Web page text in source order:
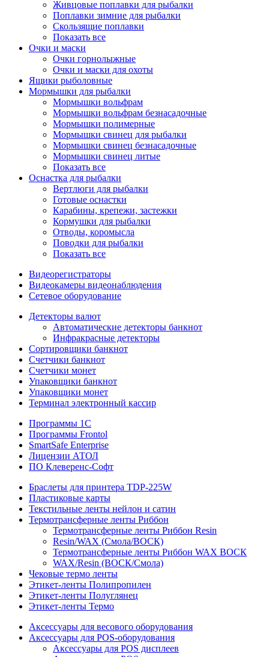
Живцовые поплавки для рыбалки
Поплавки зимние для рыбалки
Скользящие поплавки
Показать все
Очки и маски
Очки горнолыжные
Очки и маски для охоты
Ящики рыболовные
Мормышки для рыбалки
Мормышки вольфрам
Мормышки вольфрам безнасадочные
Мормышки полимерные
Мормышки свинец для рыбалки
Мормышки свинец безнасадочные
Мормышки свинец литые
Показать все
Оснастка для рыбалки
Вертлюги для рыбалки
Готовые оснастки
Карабины, крепежи, застежки
Кормушки для рыбалки
Отводы, коромысла
Поводки для рыбалки
Показать все
Видеорегистраторы
Видеокамеры видеонаблюдения
Сетевое оборудование
Детекторы валют
Автоматические детекторы банкнот
Инфракрасные детекторы
Сортировщики банкнот
Счетчики банкнот
Счетчики монет
Упаковщики банкнот
Упаковщики монет
Терминал электронный кассир
Программы 1C
Программы Frontol
SmartSafe Enterprise
Лицензии АТОЛ
ПО Клеверенс-Софт
Браслеты для принтера TDP-225W
Пластиковые карты
Текстильные ленты нейлон и сатин
Термотрансферные ленты Риббон
Термотрансферные ленты Риббон Resin
Resin/WAX (Смола/ВОСК)
Термотрансферные ленты Риббон WAX ВОСК
WAX/Resin (ВОСК/Смола)
Чековые термо ленты
Этикет-ленты Полипропилен
Этикет-ленты Полуглянец
Этикет-ленты Термо
Аксессуары для весового оборудования
Аксессуары для POS-оборудования
Аксессуары для POS дисплеев